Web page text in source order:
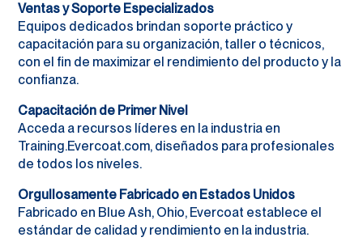
Ventas y Soporte Especializados
Equipos dedicados brindan soporte práctico y
capacitación para su organización, taller o técnicos,
con el fin de maximizar el rendimiento del producto y la
confianza.
Capacitación de Primer Nivel
Acceda a recursos líderes en la industria en
Training.Evercoat.com, diseñados para profesionales
de todos los niveles.
Orgullosamente Fabricado en Estados Unidos
Fabricado en Blue Ash, Ohio, Evercoat establece el
estándar de calidad y rendimiento en la industria.